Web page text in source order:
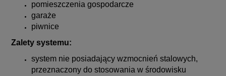
pomieszczenia gospodarcze
garaże
piwnice
Zalety systemu:
system nie posiadający wzmocnień stalowych,
przeznaczony do stosowania w środowisku